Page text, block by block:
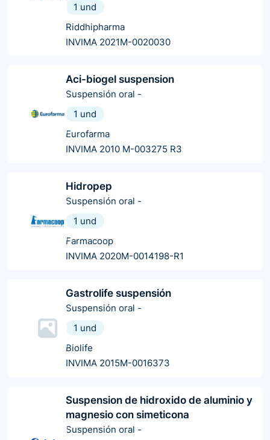
1 und
Riddhipharma
INVIMA 2021M-0020030
Aci-biogel suspension
Suspensión oral -
1 und
Eurofarma
INVIMA 2010 M-003275 R3
Hidropep
Suspensión oral -
1 und
Farmacoop
INVIMA 2020M-0014198-R1
Gastrolife suspensión
Suspensión oral -
1 und
Biolife
INVIMA 2015M-0016373
Suspension de hidroxido de aluminio y
magnesio con simeticona
Suspensión oral -